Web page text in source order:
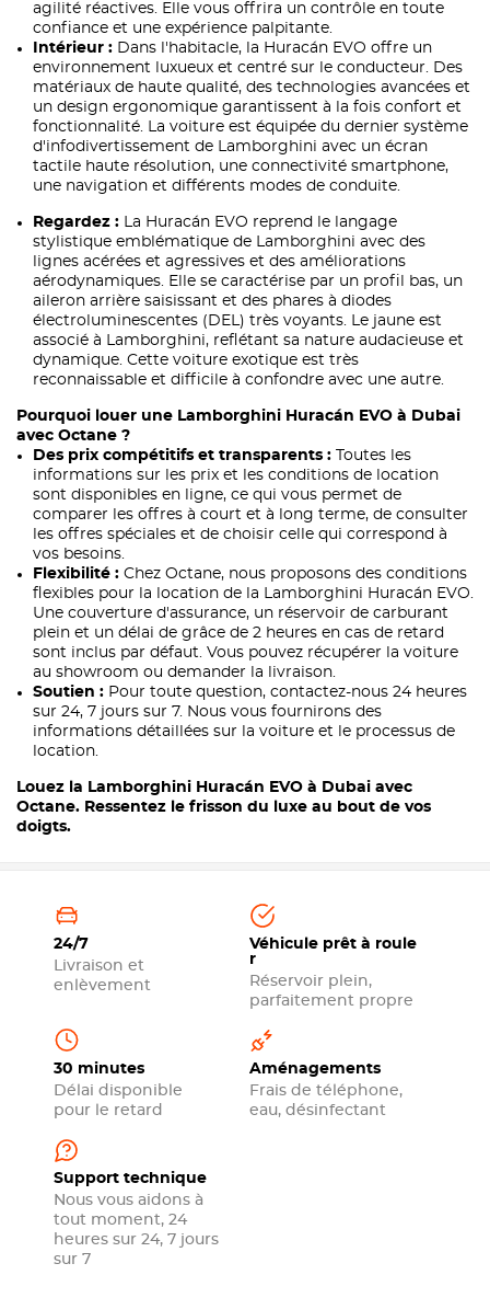
agilité réactives. Elle vous offrira un contrôle en toute
confiance et une expérience palpitante.
Intérieur : Dans l'habitacle, la Huracán EVO offre un
environnement luxueux et centré sur le conducteur. Des
matériaux de haute qualité, des technologies avancées et
un design ergonomique garantissent à la fois confort et
fonctionnalité. La voiture est équipée du dernier système
d'infodivertissement de Lamborghini avec un écran
tactile haute résolution, une connectivité smartphone,
une navigation et différents modes de conduite.
Regardez : La Huracán EVO reprend le langage
stylistique emblématique de Lamborghini avec des
lignes acérées et agressives et des améliorations
aérodynamiques. Elle se caractérise par un profil bas, un
aileron arrière saisissant et des phares à diodes
électroluminescentes (DEL) très voyants. Le jaune est
associé à Lamborghini, reflétant sa nature audacieuse et
dynamique. Cette voiture exotique est très
reconnaissable et difficile à confondre avec une autre.
Pourquoi louer une Lamborghini Huracán EVO à Dubai
avec Octane ?
Des prix compétitifs et transparents : Toutes les
informations sur les prix et les conditions de location
sont disponibles en ligne, ce qui vous permet de
comparer les offres à court et à long terme, de consulter
les offres spéciales et de choisir celle qui correspond à
vos besoins.
Flexibilité : Chez Octane, nous proposons des conditions
flexibles pour la location de la Lamborghini Huracán EVO.
Une couverture d'assurance, un réservoir de carburant
plein et un délai de grâce de 2 heures en cas de retard
sont inclus par défaut. Vous pouvez récupérer la voiture
au showroom ou demander la livraison.
Soutien : Pour toute question, contactez-nous 24 heures
sur 24, 7 jours sur 7. Nous vous fournirons des
informations détaillées sur la voiture et le processus de
location.
Louez la Lamborghini Huracán EVO à Dubai avec
Octane. Ressentez le frisson du luxe au bout de vos
doigts.
24/7
Livraison et
enlèvement
Véhicule prêt à roule
r
Réservoir plein,
parfaitement propre
30 minutes
Délai disponible
pour le retard
Aménagements
Frais de téléphone,
eau, désinfectant
Support technique
Nous vous aidons à
tout moment, 24
heures sur 24, 7 jours
sur 7